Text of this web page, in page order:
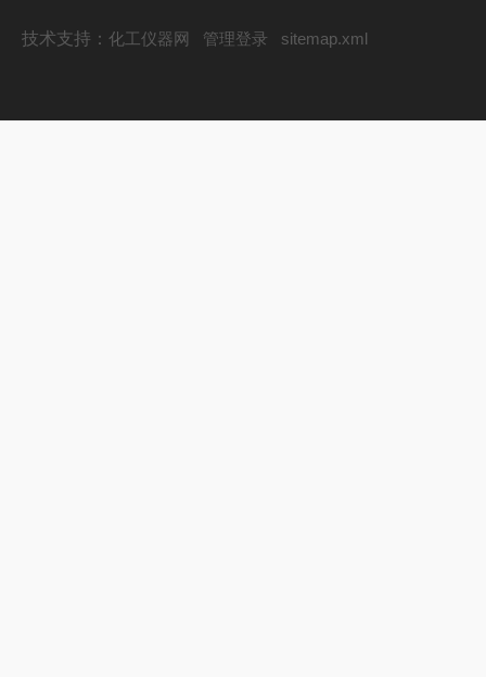
技术支持： 化工仪器网 管理登录 sitemap.xml